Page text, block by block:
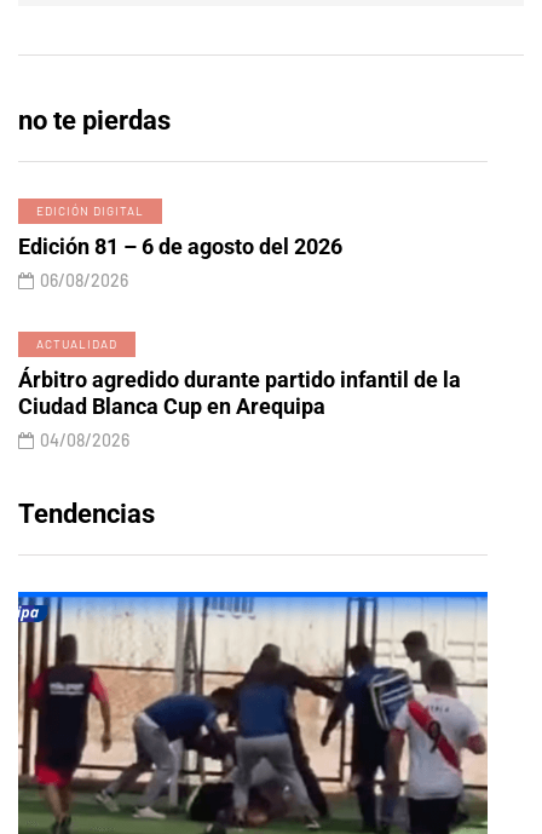
no te pierdas
EDICIÓN DIGITAL
Edición 81 – 6 de agosto del 2026
06/08/2026
ACTUALIDAD
Árbitro agredido durante partido infantil de la
Ciudad Blanca Cup en Arequipa
04/08/2026
Tendencias